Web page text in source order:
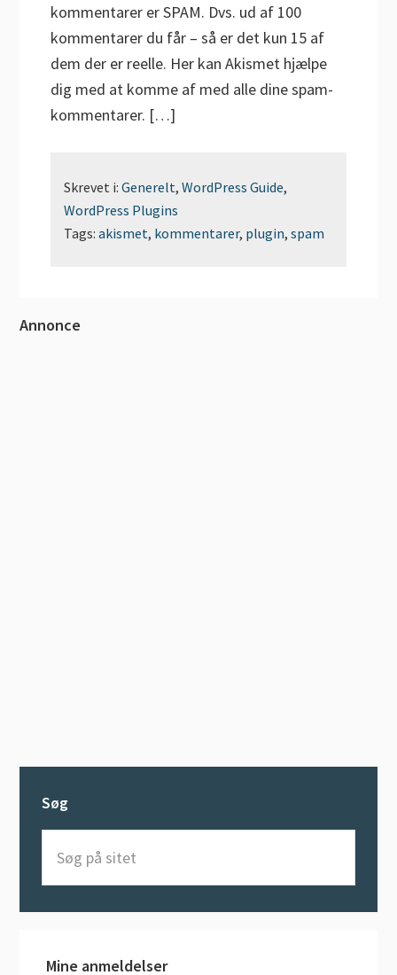
kommentarer er SPAM. Dvs. ud af 100
kommentarer du får – så er det kun 15 af
dem der er reelle. Her kan Akismet hjælpe
dig med at komme af med alle dine spam-
kommentarer. […]
Skrevet i:Generelt,WordPress Guide,
WordPress Plugins
Tags:akismet, kommentarer, plugin,spam
Primær
Annonce
Søg
sitet
Mine anmeldelser